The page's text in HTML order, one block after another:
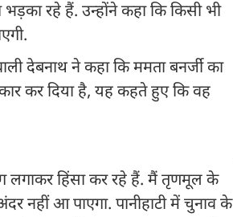
भड़का रहे हैं. उन्होंने कहा कि किसी भी
देबनाथ ने कहा कि ममता बनर्जी का
कर दिया है, यह कहते हुए कि वह
लगाकर हिंसा कर रहे हैं. मैं तृणमूल के
नहीं आ पाएगा. पानीहाटी में चुनाव के